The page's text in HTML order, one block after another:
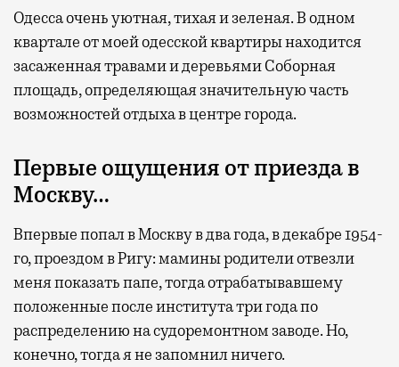
Одесса очень уютная, тихая и зеленая. В одном
квартале от моей одесской квартиры находится
засаженная травами и деревьями Соборная
площадь, определяющая значительную часть
возможностей отдыха в центре города.
Первые ощущения от приезда в
Москву…
Впервые попал в Москву в два года, в декабре 1954-
го, проездом в Ригу: мамины родители отвезли
меня показать папе, тогда отрабатывавшему
положенные после института три года по
распределению на судоремонтном заводе. Но,
конечно, тогда я не запомнил ничего.